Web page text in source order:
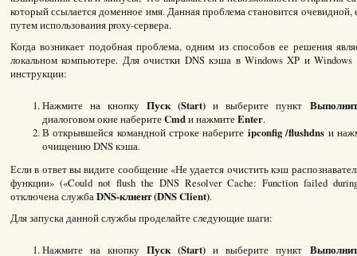
который ссылается доменное имя. Данная проблема становится очевидной,
путем использования proxy-сервера.
Когда возникает подобная проблема, одним из способов ее решения
локальном компьютере. Для очистки DNS кэша в Windows XP и
инструкции:
Нажмите на кнопкуПуск (Start) и выберите пункт
диалоговом окне наберитеCmdи нажмитеEnter.
В открывшейся командной строке наберите ipconfig /flushdns и
очищению DNS кэша.
Если в ответ вы видите сообщение «Не удается очистить кэш
функции» («Could not flush the DNS Resolver Cache: Function failed
отключена службаDNS-клиент (DNS Client).
Для запуска данной службы проделайте следующие шаги:
Нажмите на кнопкуПуск (Start) и выберите пункт